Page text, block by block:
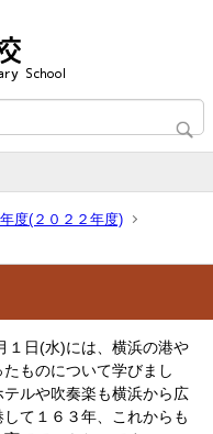
度(２０２２年度)
日(水)には、横浜の港や
ものについて学びまし
ルや吹奏楽も横浜から広
て１６３年、これからも